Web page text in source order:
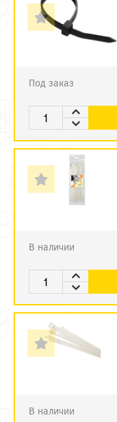
Под заказ
В наличии
В наличии